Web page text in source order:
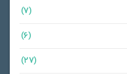
(7)
(6)
(27)